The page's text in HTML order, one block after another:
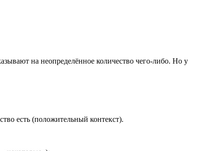
на неопределённое количество чего‑либо. Но у
есть (положительный контекст).